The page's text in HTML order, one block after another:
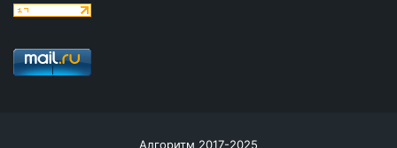
Алгоритм 2017-2025